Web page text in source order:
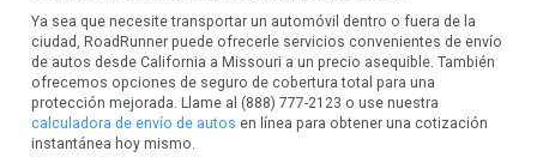
Ya sea que necesite transportar un automóvil dentro o fuera de la
ciudad, RoadRunner puede ofrecerle servicios convenientes de envío
de autos desde California a Missouri a un precio asequible. También
ofrecemos opciones de seguro de cobertura total para una
protección mejorada. Llame al (888) 777-2123 o use nuestra
calculadora de envío de autos en línea para obtener una cotización
instantánea hoy mismo.